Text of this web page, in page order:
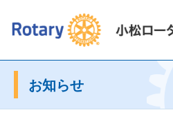
お知らせ